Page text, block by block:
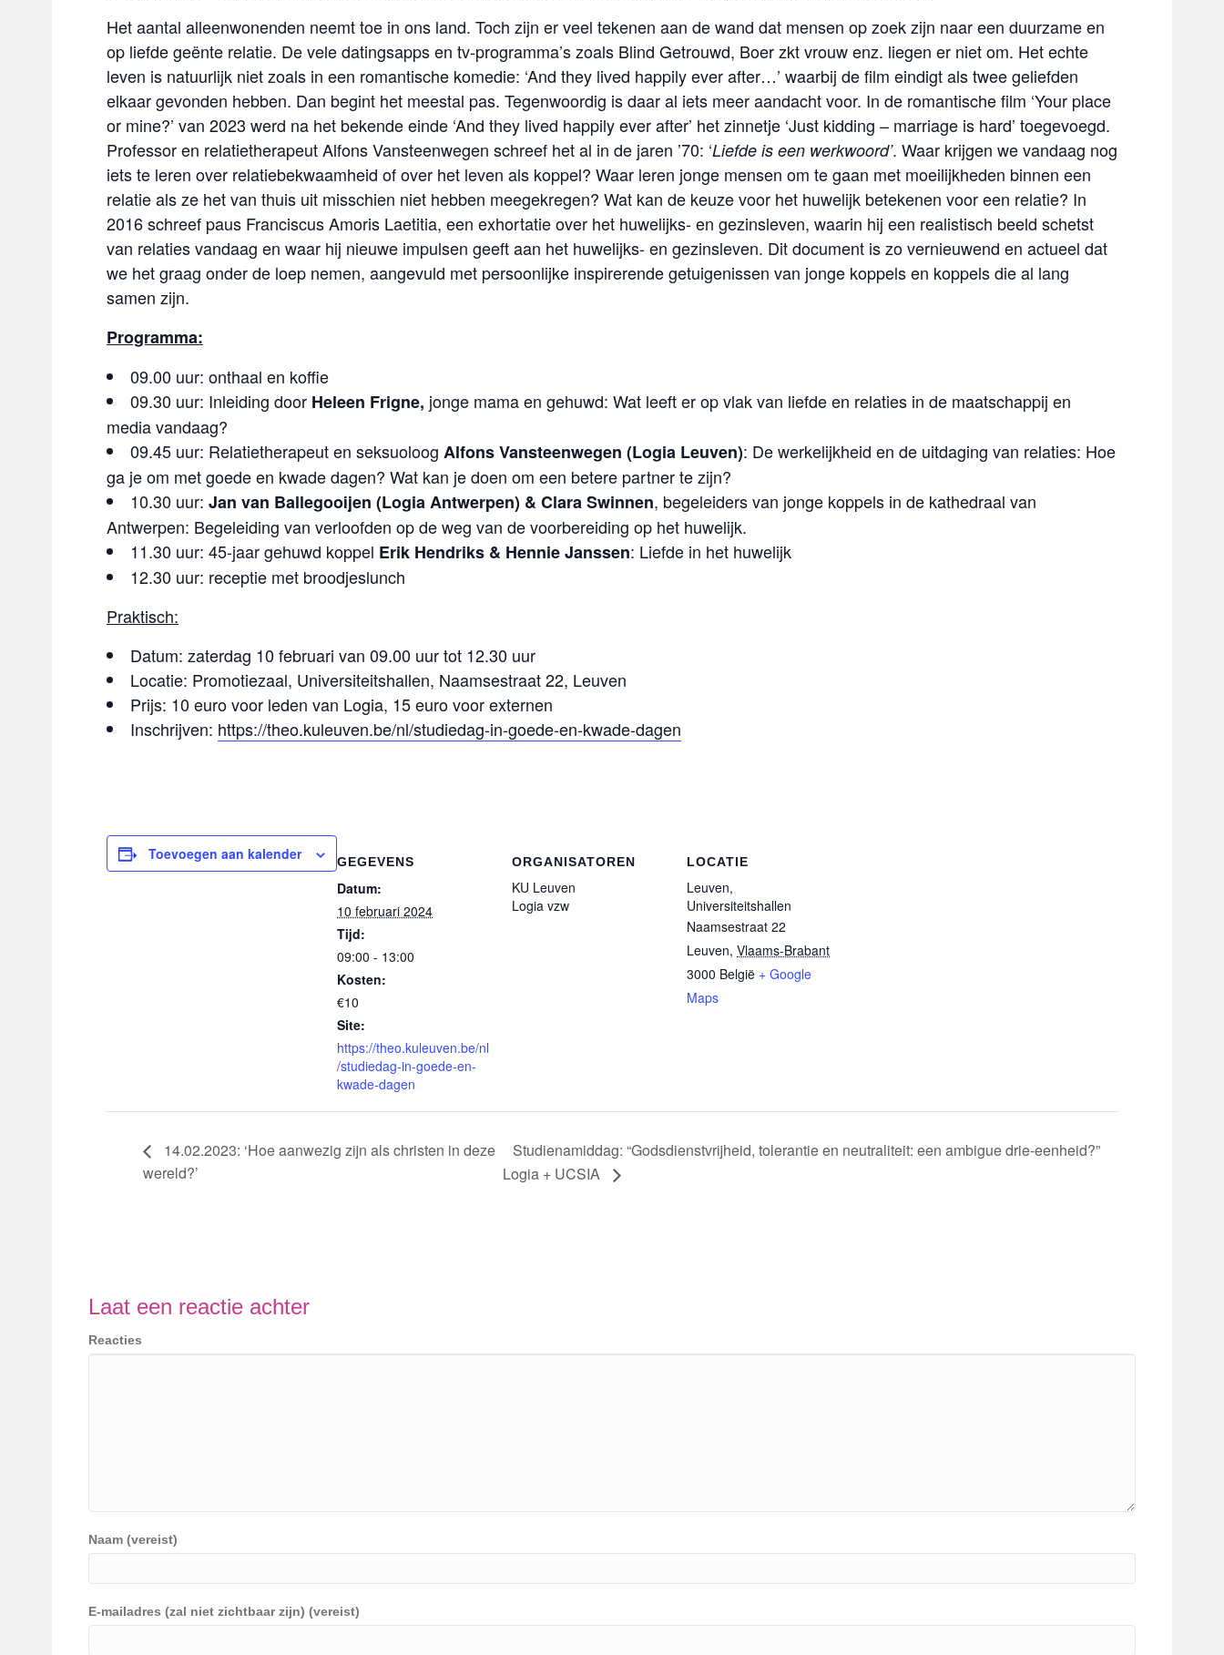
Het aantal alleenwonenden neemt toe in ons land. Toch zijn er veel tekenen aan de wand dat mensen op zoek zijn naar een duurzame en
op liefde geënte relatie. De vele datingsapps en tv-programma’s zoals Blind Getrouwd, Boer zkt vrouw enz. liegen er niet om. Het echte
leven is natuurlijk niet zoals in een romantische komedie: ‘And they lived happily ever after…’ waarbij de film eindigt als twee geliefden
elkaar gevonden hebben. Dan begint het meestal pas. Tegenwoordig is daar al iets meer aandacht voor. In de romantische film ‘Your place
or mine?’ van 2023 werd na het bekende einde ‘And they lived happily ever after’ het zinnetje ‘Just kidding – marriage is hard’ toegevoegd.
Professor en relatietherapeut Alfons Vansteenwegen schreef het al in de jaren ’70: ‘Liefde is een werkwoord’. Waar krijgen we vandaag nog
iets te leren over relatiebekwaamheid of over het leven als koppel? Waar leren jonge mensen om te gaan met moeilijkheden binnen een
relatie als ze het van thuis uit misschien niet hebben meegekregen? Wat kan de keuze voor het huwelijk betekenen voor een relatie? In
2016 schreef paus Franciscus Amoris Laetitia, een exhortatie over het huwelijks- en gezinsleven, waarin hij een realistisch beeld schetst
van relaties vandaag en waar hij nieuwe impulsen geeft aan het huwelijks- en gezinsleven. Dit document is zo vernieuwend en actueel dat
we het graag onder de loep nemen, aangevuld met persoonlijke inspirerende getuigenissen van jonge koppels en koppels die al lang
samen zijn.
Programma:
09.00 uur: onthaal en koffie
09.30 uur: Inleiding door Heleen Frigne, jonge mama en gehuwd: Wat leeft er op vlak van liefde en relaties in de maatschappij en
media vandaag?
09.45 uur: Relatietherapeut en seksuoloog Alfons Vansteenwegen (Logia Leuven): De werkelijkheid en de uitdaging van relaties: Hoe
ga je om met goede en kwade dagen? Wat kan je doen om een betere partner te zijn?
10.30 uur: Jan van Ballegooijen (Logia Antwerpen) & Clara Swinnen, begeleiders van jonge koppels in de kathedraal van
Antwerpen: Begeleiding van verloofden op de weg van de voorbereiding op het huwelijk.
11.30 uur: 45-jaar gehuwd koppel Erik Hendriks & Hennie Janssen: Liefde in het huwelijk
12.30 uur: receptie met broodjeslunch
Praktisch:
Datum: zaterdag 10 februari van 09.00 uur tot 12.30 uur
Locatie: Promotiezaal, Universiteitshallen, Naamsestraat 22, Leuven
Prijs: 10 euro voor leden van Logia, 15 euro voor externen
Inschrijven: https://theo.kuleuven.be/nl/studiedag-in-goede-en-kwade-dagen
Toevoegen aan kalender GEGEVENS
Datum:
10 februari 2024
Tijd:
09:00 - 13:00
Kosten:
€10
Site:
https://theo.kuleuven.be/nl
/studiedag-in-goede-en-
kwade-dagen
ORGANISATOREN
KU Leuven
Logia vzw
LOCATIE
Leuven,
Universiteitshallen
Naamsestraat 22
Leuven, Vlaams-Brabant
3000 België + Google
Maps
14.02.2023: ‘Hoe aanwezig zijn als christen in deze
wereld?’
Studienamiddag: “Godsdienstvrijheid, tolerantie en neutraliteit: een ambigue drie-eenheid?”
Logia + UCSIA
Laat een reactie achter
Reacties
Naam (vereist)
E-mailadres (zal niet zichtbaar zijn) (vereist)